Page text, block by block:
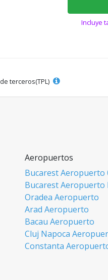
Incluye
terceros(TPL)
Aeropuertos
Bucarest Aeropuerto
Bucarest Aeropuerto
Oradea Aeropuerto
Arad Aeropuerto
Bacau Aeropuerto
Cluj Napoca
Constanta